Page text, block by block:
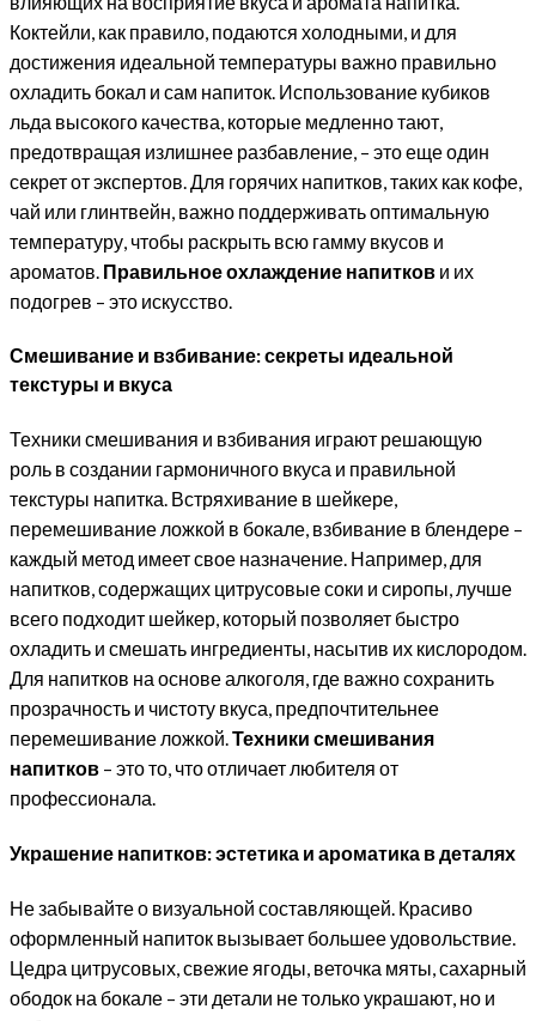
Коктейли, как правило, подаются холодными, и для
достижения идеальной температуры важно правильно
охладить бокал и сам напиток. Использование кубиков
льда высокого качества, которые медленно тают,
предотвращая излишнее разбавление, – это еще один
секрет от экспертов. Для горячих напитков, таких как кофе,
чай или глинтвейн, важно поддерживать оптимальную
температуру, чтобы раскрыть всю гамму вкусов и
ароматов. Правильное охлаждение напитков и их
подогрев – это искусство.
Смешивание и взбивание: секреты идеальной
текстуры и вкуса
Техники смешивания и взбивания играют решающую
роль в создании гармоничного вкуса и правильной
текстуры напитка. Встряхивание в шейкере,
перемешивание ложкой в бокале, взбивание в блендере –
каждый метод имеет свое назначение. Например, для
напитков, содержащих цитрусовые соки и сиропы, лучше
всего подходит шейкер, который позволяет быстро
охладить и смешать ингредиенты, насытив их кислородом.
Для напитков на основе алкоголя, где важно сохранить
прозрачность и чистоту вкуса, предпочтительнее
перемешивание ложкой.Техники смешивания
напитков – это то, что отличает любителя от
профессионала.
Украшение напитков: эстетика и ароматика в деталях
Не забывайте о визуальной составляющей. Красиво
оформленный напиток вызывает большее удовольствие.
Цедра цитрусовых, свежие ягоды, веточка мяты, сахарный
ободок на бокале – эти детали не только украшают, но и